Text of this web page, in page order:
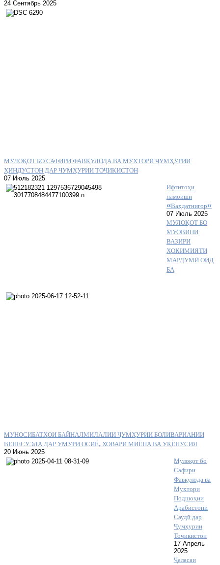
24 Сентябрь 2025
МУЛОҚОТ БО САФИРИ ФАВҚУЛОДА ВА МУХТОРИ ҶУМҲУРИИ
ҲИНДУСТОН ДАР ЧУМҲУРИИ ТОҶИКИСТОН
07 Июль 2025
Ифтитоҳи
намоиши
«Ваҳдатнигор»
07 Июль 2025
МУЛОҚОТ БО
МУОВИНИ
ВАЗИРИ
ҲОКИМИЯТИ
МАРДУМӢ ОИД
БА
МУНОСИБАТҲОИ БАЙНАЛМИЛАЛИИ ҶУМҲУРИИ БОЛИВАРИАНИИ
ВЕНЕСУЭЛА ДАР УМУРИ ОСИЁ, ХОВАРИ МИЁНА ВА УҚЁНУСИЯ
20 Июнь 2025
Мулоқот бо
Сафири
Фавқулода ва
Мухтори
Подшоҳии
Арабистони
Саудӣ дар
Ҷумҳурии
Тоҷикистон
17 Апрель
2025
Ҷаласаи